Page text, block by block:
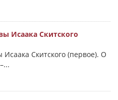
Исаака Скитского
Скитского (первое). О